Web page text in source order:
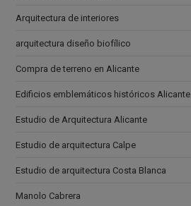
Arquitectura de interiores
arquitectura diseño biofílico
Compra de terreno en Alicante
Edificios emblemáticos históricos Alicante
Estudio de Arquitectura Alicante
Estudio de arquitectura Calpe
Estudio de arquitectura Costa Blanca
Manolo Cabrera